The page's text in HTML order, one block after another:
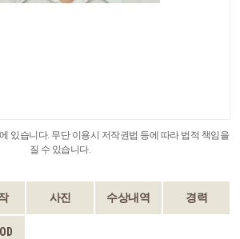
있습니다. 무단 이용시 저작권법 등에 따라 법적 책임을
질 수 있습니다.
사진 수상내역 경력